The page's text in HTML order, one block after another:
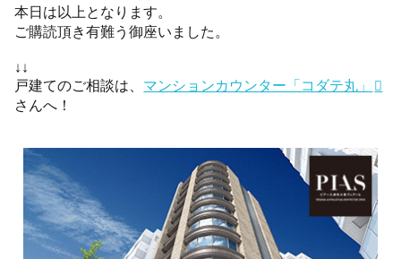
本日は以上となります。
ご購読頂き有難う御座いました。
↓↓
戸建てのご相談は、 マンションカウンター「コダテ丸」
さんへ！